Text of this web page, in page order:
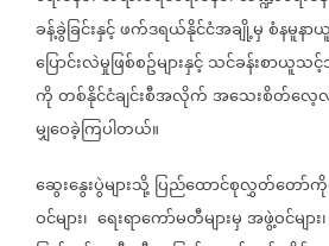
ခန့်ခွဲခြင်းနှင့်ဖက်ဒရယ်နိုင်ငံအချို့မှစံနမူန
ပြောင်းလဲမှုဖြစ်စဥ်များနှင့်သင်ခန်းစာယူသ
ကိုတစ်နိုင်ငံချင်းစီအလိုက်အသေးစိတ်လေ့လ
မျှဝေခဲ့ကြပါတယ်။
ဆွေးနွေးပွဲများသို့ပြည်ထောင်စုလွှတ်တော်
ဝင်များ၊ ရေးရာကော်မတီများမှအဖွဲ့ဝင်များ၊